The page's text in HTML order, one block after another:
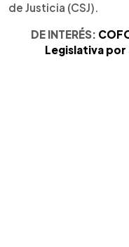
de Justicia (CSJ).
DE INTERÉS:
Legislativa por